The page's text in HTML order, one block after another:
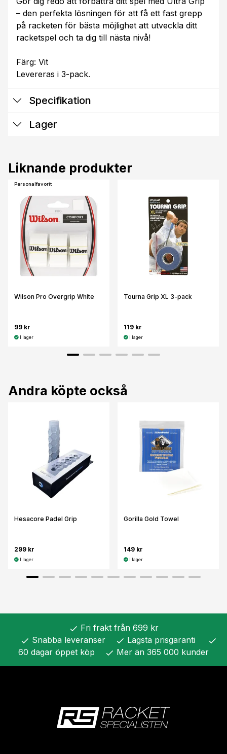
– den perfekta lösningen för att få ett fast grepp
på racketen för bästa möjlighet att utveckla ditt
racketspel och ta dig till nästa nivå!
Färg: Vit
Levereras i 3-pack.
Specifikation
Lager
Liknande produkter
Personalfavorit
Wilson Pro Overgrip White
99 kr
I lager
Tourna Grip XL 3-pack
119 kr
I lager
Andra köpte också
Hesacore Padel Grip
299 kr
I lager
Gorilla Gold Towel
149 kr
I lager
check Fri frakt från 699 kr
check Snabba leveranser check Lägsta prisgaranti check
60 dagar öppet köp check Mer än 365 000 kunder